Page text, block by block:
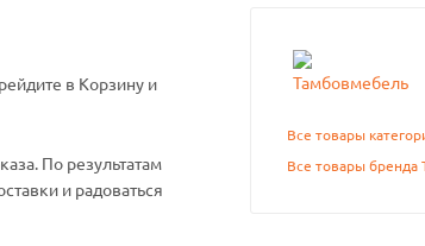
в Корзину и
По результатам
и радоваться
Все товары
Все товары бренда